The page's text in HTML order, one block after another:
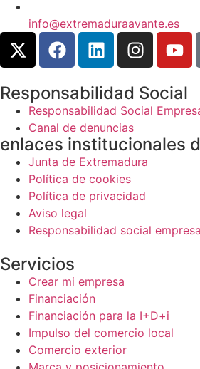
info@extremaduraavante.es
Responsabilidad Social
Responsabilidad Social
Canal de denuncias
enlaces institucionales
Junta de Extremadura
Política de cookies
Política de privacidad
Aviso legal
Responsabilidad social
Servicios
Crear mi empresa
Financiación
Financiación para la I+D+i
Impulso del comercio local
Comercio exterior